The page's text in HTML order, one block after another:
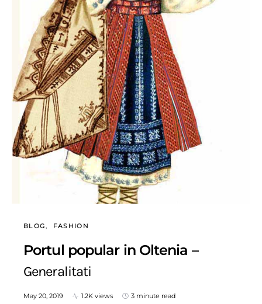
BLOG FASHION
Portul popular in Oltenia –
Generalitati
May 20, 2019 1.2K views 3 minute read